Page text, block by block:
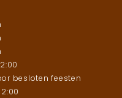
besloten feesten